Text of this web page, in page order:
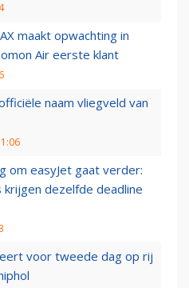
maakt opwachting in
Air eerste klant
naam vliegveld van
om easyJet gaat verder:
dezelfde deadline
voor tweede dag op rij